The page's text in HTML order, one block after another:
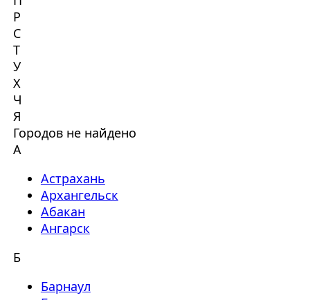
Р
С
Т
У
Х
Ч
Я
Городов не найдено
А
Астрахань
Архангельск
Абакан
Ангарск
Б
Барнаул